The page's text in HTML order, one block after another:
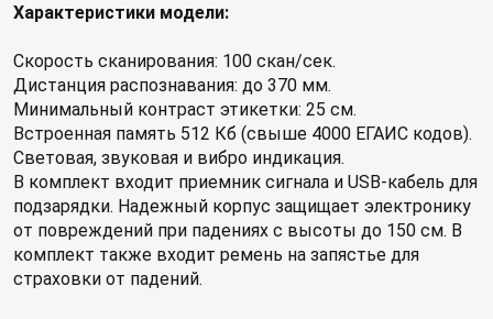
Характеристики модели:
Скорость сканирования: 100 скан/сек.
Дистанция распознавания: до 370 мм.
Минимальный контраст этикетки: 25 см.
Встроенная память 512 Кб (свыше 4000 ЕГАИС кодов).
Световая, звуковая и вибро индикация.
В комплект входит приемник сигнала и USB-кабель для
подзарядки. Надежный корпус защищает электронику
от повреждений при падениях с высоты до 150 см. В
комплект также входит ремень на запястье для
страховки от падений.